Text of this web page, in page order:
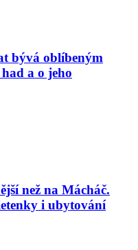
bývá oblíbeným
a o jeho
než na Mácháč.
i ubytování